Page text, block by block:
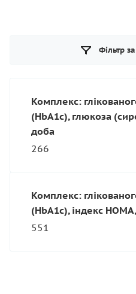
Фільтр
Комплекс:
(HbA1c), глюкоза
доба
266
Комплекс:
(HbA1c), індекс
551